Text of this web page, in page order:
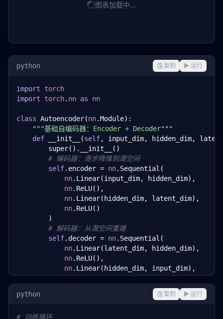
图表加载中…
python 复制 ▶ 运行
import torch
import torch. nn as nn
class Autoencoder(nn.Module):
"""基础自编码器：Encoder + Decoder"""
def __init__(self, input_dim, hidden_dim,
        super().__init__()
# 编码器：逐步降维到潜空间
self.encoder = nn.Sequential(
nn.Linear(input_dim, hidden_dim),
nn.ReLU(),
nn.Linear(hidden_dim, latent_dim),
nn.ReLU()
        )
# 解码器：从潜空间重建
self.decoder = nn.Sequential(
nn.Linear(latent_dim, hidden_dim),
nn.ReLU(),
nn.Linear(hidden_dim, input_dim),
nn.Sigmoid() # 假设输入归一化到 [0,1]
python 复制 ▶ 运行
# 训练循环